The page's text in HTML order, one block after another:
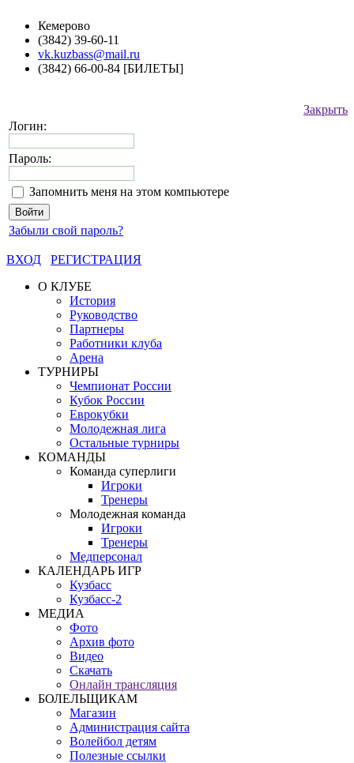
Кемерово
(3842) 39-60-11
vk.kuzbass@mail.ru
(3842) 66-00-84 [БИЛЕТЫ]
Закрыть
Логин:
Пароль:
Запомнить меня на этом компьютере
Забыли свой пароль?
ВХОД
РЕГИСТРАЦИЯ
О КЛУБЕ
История
Руководство
Партнеры
Работники клуба
Арена
ТУРНИРЫ
Чемпионат России
Кубок России
Еврокубки
Молодежная лига
Остальные турниры
КОМАНДЫ
Команда суперлиги
Игроки
Тренеры
Молодежная команда
Игроки
Тренеры
Медперсонал
КАЛЕНДАРЬ ИГР
Кузбасс
Кузбасс-2
МЕДИА
Фото
Архив фото
Видео
Скачать
Онлайн трансляция
БОЛЕЛЬЩИКАМ
Магазин
Администрация сайта
Волейбол детям
Полезные ссылки